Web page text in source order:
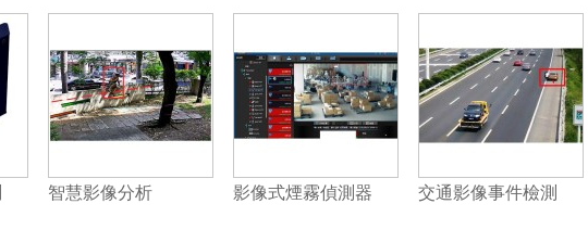
智慧影像分析 影像式煙霧偵測器 交通影像事件檢測